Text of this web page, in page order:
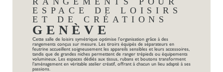
ESPACE DE LOISIRS
ET DE CRÉATIONS
GENÈVE
Cette salle de loisirs symétrique optimise l’organisation grâce à des
rangements conçus sur mesure. Les tiroirs équipés de séparateurs en
feutrine accueillent soigneusement les appareils sensibles et leurs accessoires,
tandis que de grandes niches permettent de ranger trépieds ou équipements
volumineux. Les espaces dédiés aux tissus, rubans et boutons transforment
l’aménagement en véritable atelier créatif, offrant à chacun un lieu adapté à ses
passions.